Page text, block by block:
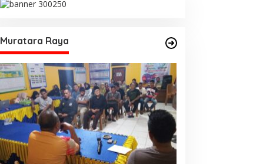
Muratara Raya